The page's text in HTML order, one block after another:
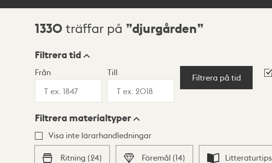
Sökresultat
1330 träffar på djurgården
Visningsläge
Lista Karta
Filtrera tid
Från Till
Filtrera på tid
Filtrera materialtyper
Visa inte lärarhandledningar
Ritning (24) Föremål (14) Litteraturtips